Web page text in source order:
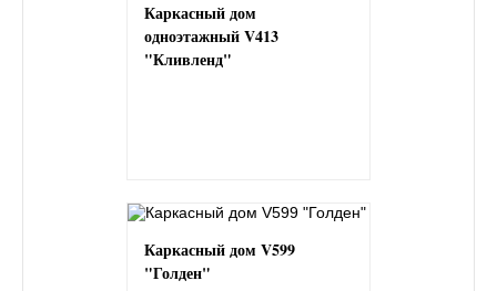
Каркасный дом
одноэтажный V413
"Кливленд"
Каркасный дом V599
"Голден"